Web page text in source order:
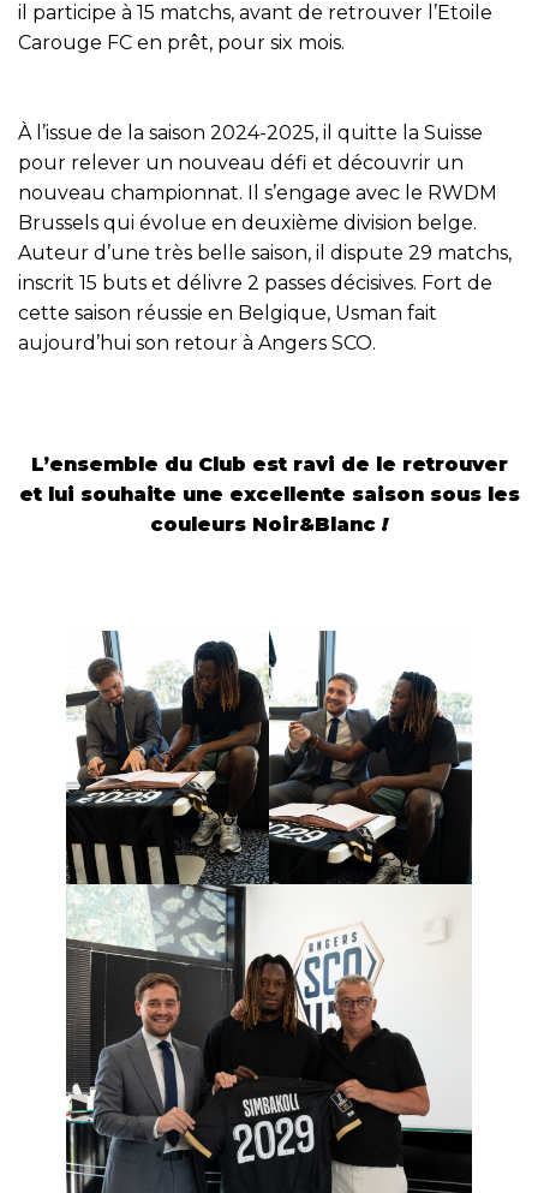
il participe à 15 matchs, avant de retrouver l’Etoile
Carouge FC en prêt, pour six mois.
À l’issue de la saison 2024-2025, il quitte la Suisse
pour relever un nouveau défi et découvrir un
nouveau championnat. Il s’engage avec le RWDM
Brussels qui évolue en deuxième division belge.
Auteur d’une très belle saison, il dispute 29 matchs,
inscrit 15 buts et délivre 2 passes décisives. Fort de
cette saison réussie en Belgique, Usman fait
aujourd’hui son retour à Angers SCO.
L’ensemble du Club est ravi de le retrouver
et lui souhaite une excellente saison sous les
couleurs Noir&Blanc !